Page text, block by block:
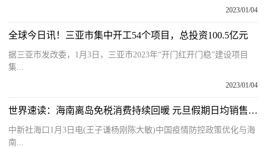
2023/01/04
全球今日讯！三亚市集中开工54个项目，总投资100.5亿元
据三亚市发改委，1月3日，三亚市2023年“开门红开门稳”建设项目
集...
2023/01/04
世界速读：海南离岛免税消费持续回暖 元旦假期日均销售额1.4亿元
中新社海口1月3日电(王子谦杨刚陈大敏)中国疫情防控政策优化与海
南...